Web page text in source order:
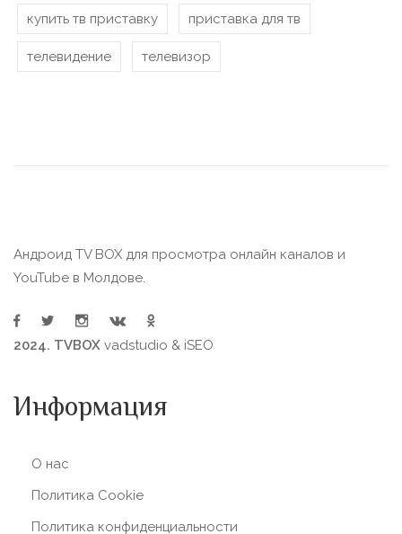
купить тв приставку приставка для тв
телевидение телевизор
Андроид TV BOX для просмотра онлайн каналов и
YouTube в Молдове.
2024. TVBOX vadstudio & iSEO
Информация
О нас
Политика Сookie
Политика конфиденциальности